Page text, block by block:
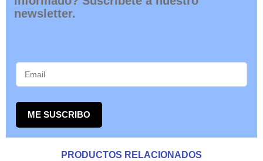
newsletter.
ME SUSCRIBO
PRODUCTOS RELACIONADOS